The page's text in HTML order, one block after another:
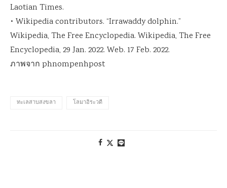
Laotian Times.
• Wikipedia contributors. “Irrawaddy dolphin.”
Wikipedia, The Free Encyclopedia. Wikipedia, The Free
Encyclopedia, 29 Jan. 2022. Web. 17 Feb. 2022.
ภาพจาก phnompenhpost
ทะเลสาบสงขลา โลมาอิระวดี